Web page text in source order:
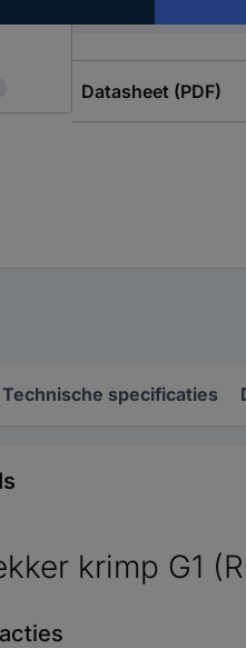
Datasheet (PDF)
Technische specificaties
krimp G1